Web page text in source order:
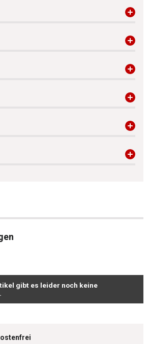
von 0 von 5 Sternen
gibt es leider noch keine